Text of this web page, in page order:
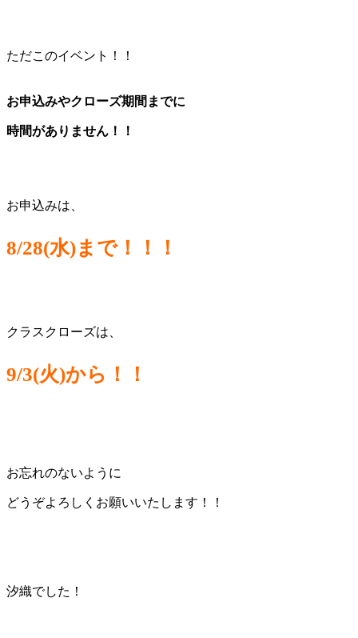
ただこのイベント！！
お申込みやクローズ期間までに
時間がありません！！
お申込みは、
8/28(水)まで！！！
クラスクローズは、
9/3(火)から！！
お忘れのないように
どうぞよろしくお願いいたします！！
汐織でした！